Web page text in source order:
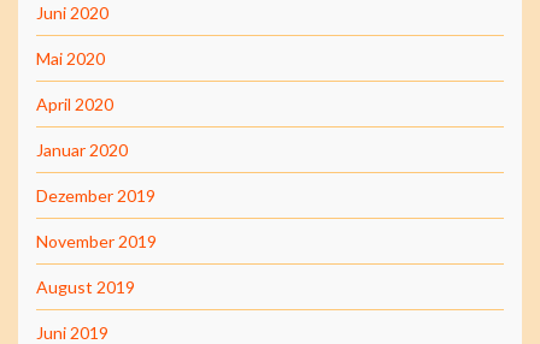
Juni 2020
Mai 2020
April 2020
Januar 2020
Dezember 2019
November 2019
August 2019
Juni 2019